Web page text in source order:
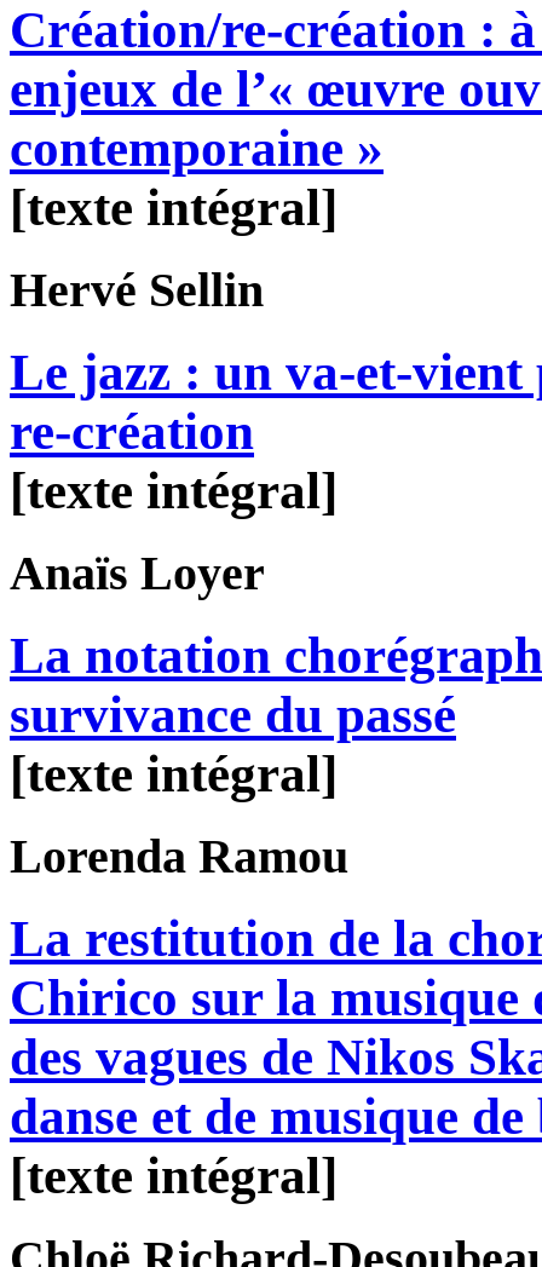
Création/re-création :
enjeux de l’« œuvre
contemporaine »
[texte intégral]
Hervé Sellin
Le jazz : un va-et-
re-création
[texte intégral]
Anaïs Loyer
La notation
survivance du passé
[texte intégral]
Lorenda Ramou
La restitution de la
Chirico sur la musique
des vagues de Nikos
danse et de musique
[texte intégral]